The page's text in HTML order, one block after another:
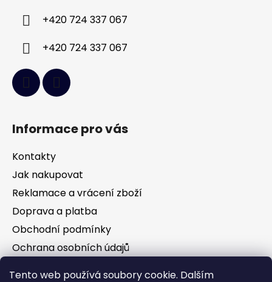
Tento web používá soubory cookie. Dalším
+420 724 337 067
+420 724 337 067
Informace pro vás
Kontakty
Jak nakupovat
Reklamace a vrácení zboží
Doprava a platba
Obchodní podmínky
Ochrana osobních údajů